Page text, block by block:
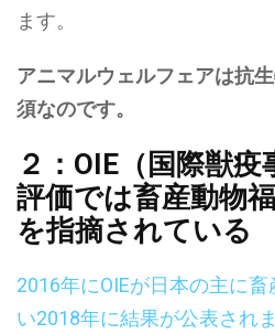
ます。
アニマルウェルフェアは抗
須なのです。
２：OIE（国際獣
評価では畜産動物
を指摘されている
2016年にOIEが日本の主に
い2018年に結果が公表されま